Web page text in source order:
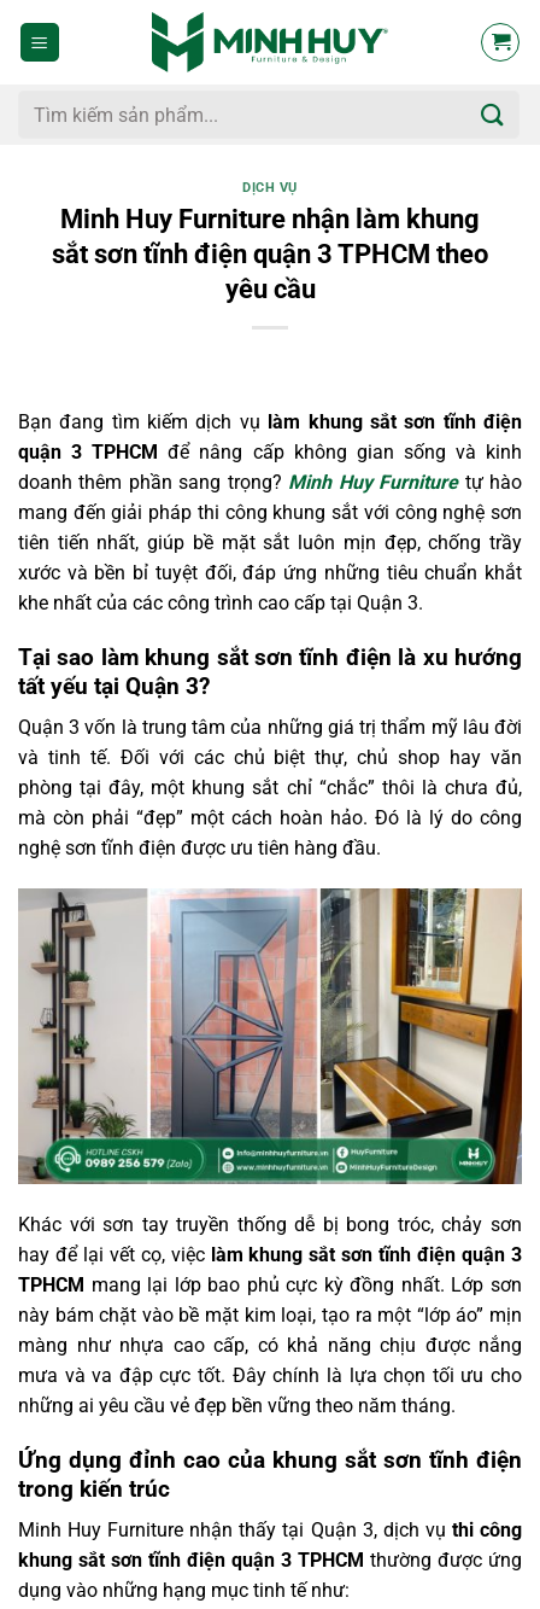
dung
Tìm
DỊCH VỤ
Minh Huy Furniture nhận làm khung
sắt sơn tĩnh điện quận 3 TPHCM theo
yêu cầu
Bạn đang tìm kiếm dịch vụ làm khung sắt sơn tĩnh điện
quận 3 TPHCM để nâng cấp không gian sống và kinh
doanh thêm phần sang trọng? Minh Huy Furnituretự hào
mang đến giải pháp thi công khung sắt với công nghệ sơn
tiên tiến nhất, giúp bề mặt sắt luôn mịn đẹp, chống trầy
xước và bền bỉ tuyệt đối, đáp ứng những tiêu chuẩn khắt
khe nhất của các công trình cao cấp tại Quận 3.
Tại sao làm khung sắt sơn tĩnh điện là xu hướng
tất yếu tại Quận 3?
Quận 3 vốn là trung tâm của những giá trị thẩm mỹ lâu đời
và tinh tế. Đối với các chủ biệt thự, chủ shop hay văn
phòng tại đây, một khung sắt chỉ “chắc” thôi là chưa đủ,
mà còn phải “đẹp” một cách hoàn hảo. Đó là lý do công
nghệ sơn tĩnh điện được ưu tiên hàng đầu.
Khác với sơn tay truyền thống dễ bị bong tróc, chảy sơn
hay để lại vết cọ, việc làm khung sắt sơn tĩnh điện quận 3
TPHCM mang lại lớp bao phủ cực kỳ đồng nhất. Lớp sơn
này bám chặt vào bề mặt kim loại, tạo ra một “lớp áo” mịn
màng như nhựa cao cấp, có khả năng chịu được nắng
mưa và va đập cực tốt. Đây chính là lựa chọn tối ưu cho
những ai yêu cầu vẻ đẹp bền vững theo năm tháng.
Ứng dụng đỉnh cao của khung sắt sơn tĩnh điện
trong kiến trúc
Minh Huy Furniture nhận thấy tại Quận 3, dịch vụ thi công
khung sắt sơn tĩnh điện quận 3 TPHCM thường được ứng
dụng vào những hạng mục tinh tế như: